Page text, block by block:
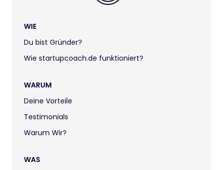
WIE
Du bist Gründer?
Wie startupcoach.de funktioniert?
WARUM
Deine Vorteile
Testimonials
Warum Wir?
WAS